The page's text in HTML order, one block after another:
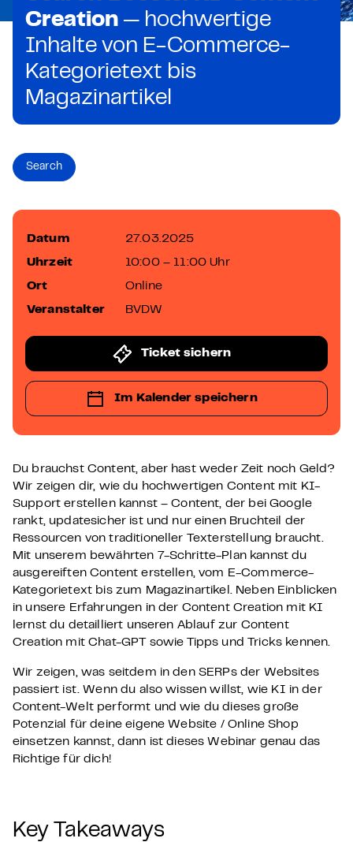
Creation — hochwertige
Inhalte von E-Commerce-
Kategorietext bis
Magazinartikel
Search
Du brauchst Content, aber hast weder Zeit noch Geld?
Wir zeigen dir, wie du hochwertigen Content mit KI-
Support erstellen kannst – Content, der bei Google
rankt, updatesicher ist und nur einen Bruchteil der
Ressourcen von traditioneller Texterstellung braucht.
Mit unserem bewährten 7-Schritte-Plan kannst du
ausgereiften Content erstellen, vom E-Commerce-
Kategorietext bis zum Magazinartikel. Neben Einblicken
in unsere Erfahrungen in der Content Creation mit KI
lernst du detailliert unseren Ablauf zur Content
Creation mit Chat-GPT sowie Tipps und Tricks kennen.
Wir zeigen, was seitdem in den SERPs der Websites
passiert ist. Wenn du also wissen willst, wie KI in der
Content-Welt performt und wie du dieses große
Potenzial für deine eigene Website / Online Shop
einsetzen kannst, dann ist dieses Webinar genau das
Richtige für dich!
Datum 27.03.2025
Uhrzeit 10:00 – 11:00 Uhr
Ort Online
Veranstalter BVDW
Ticket sichern
Im Kalender speichern
Key Takeaways